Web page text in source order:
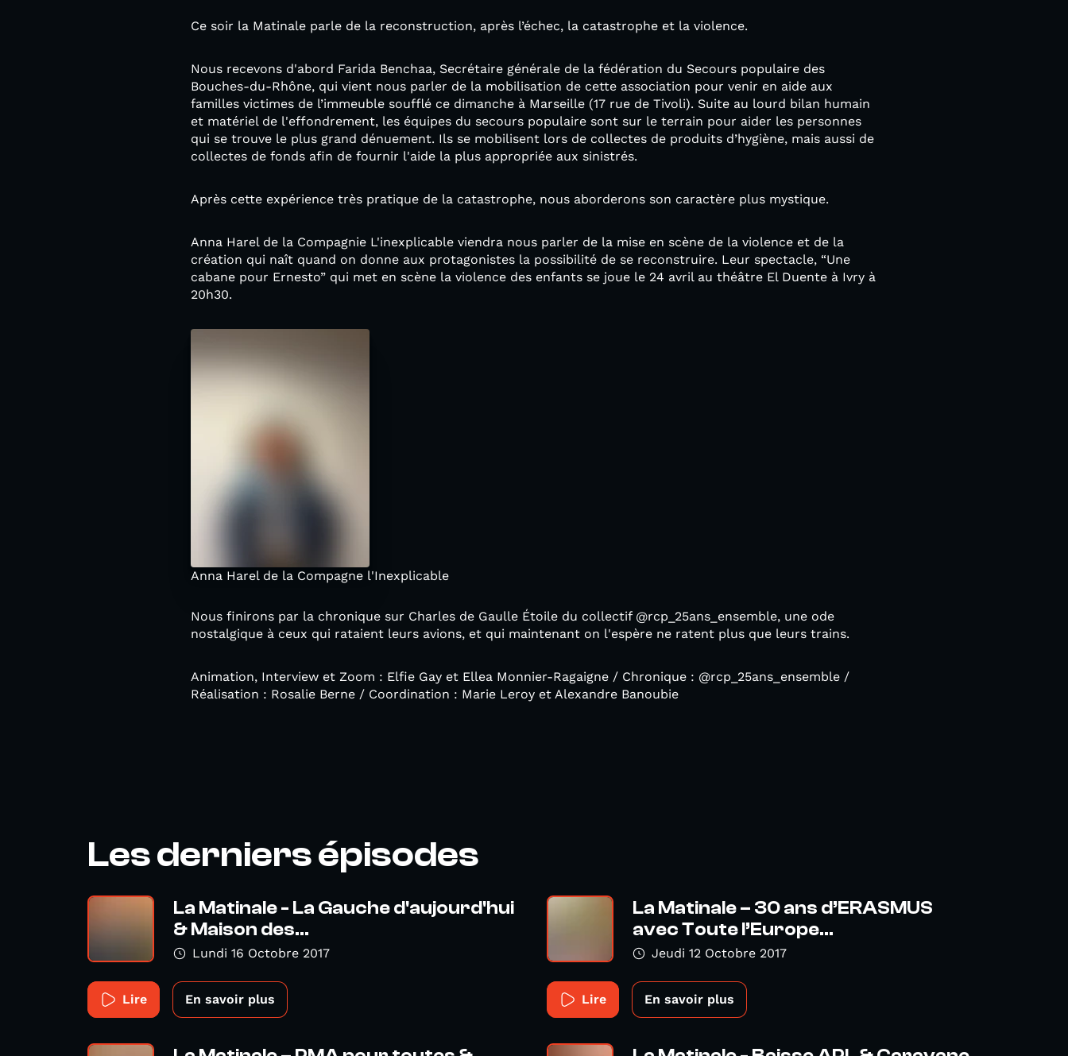
Ce soir la Matinale parle de la reconstruction, après l’échec, la catastrophe et la violence.
Nous recevons d'abord Farida Benchaa, Secrétaire générale de la fédération du Secours populaire des
Bouches-du-Rhône, qui vient nous parler de la mobilisation de cette association pour venir en aide aux
familles victimes de l’immeuble soufflé ce dimanche à Marseille (17 rue de Tivoli). Suite au lourd bilan humain
et matériel de l'effondrement, les équipes du secours populaire sont sur le terrain pour aider les personnes
qui se trouve le plus grand dénuement. Ils se mobilisent lors de collectes de produits d’hygiène, mais aussi de
collectes de fonds afin de fournir l'aide la plus appropriée aux sinistrés.
Après cette expérience très pratique de la catastrophe, nous aborderons son caractère plus mystique.
Anna Harel de la Compagnie L'inexplicable viendra nous parler de la mise en scène de la violence et de la
création qui naît quand on donne aux protagonistes la possibilité de se reconstruire. Leur spectacle, “Une
cabane pour Ernesto” qui met en scène la violence des enfants se joue le 24 avril au théâtre El Duente à Ivry à
20h30.
Anna Harel de la Compagne l'Inexplicable
Nous finirons par la chronique sur Charles de Gaulle Étoile du collectif @rcp_25ans_ensemble, une ode
nostalgique à ceux qui rataient leurs avions, et qui maintenant on l'espère ne ratent plus que leurs trains.
Animation, Interview et Zoom : Elfie Gay et Ellea Monnier-Ragaigne / Chronique : @rcp_25ans_ensemble /
Réalisation : Rosalie Berne / Coordination : Marie Leroy et Alexandre Banoubie
Les derniers épisodes
La Matinale - La Gauche d'aujourd'hui
& Maison des...
Lundi 16 Octobre 2017
Lire En savoir plus
La Matinale – 30 ans d’ERASMUS
avec Toute l’Europe...
Jeudi 12 Octobre 2017
Lire En savoir plus